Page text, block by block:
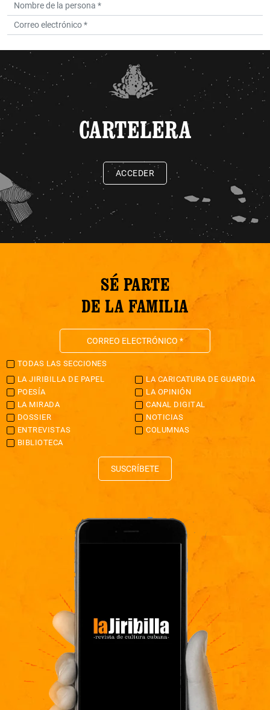
CARTELERA
ACCEDER
SÉ PARTE
DE LA FAMILIA
TODAS LAS SECCIONES
LA JIRIBILLA DE PAPEL
LA CARICATURA DE GUARDIA
POESÍA
LA OPINIÓN
LA MIRADA
CANAL DIGITAL
DOSSIER
NOTICIAS
ENTREVISTAS
COLUMNAS
BIBLIOTECA
SUSCRÍBETE